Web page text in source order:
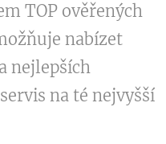
TOP ověřených
nabízet
nejlepších
na té nejvyšší